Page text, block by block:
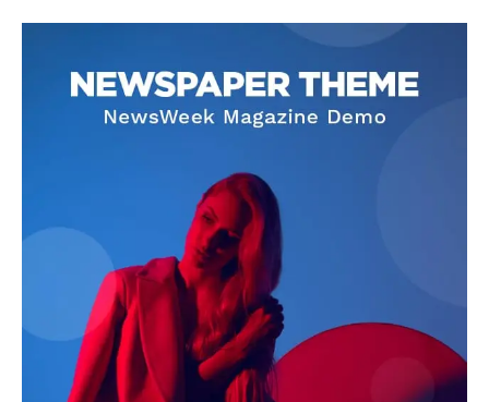
AIN NEWS 1
Contact Us
Privacy Policy
Terms of Use Agreement